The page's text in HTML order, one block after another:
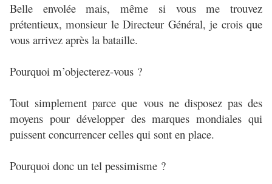
Belle envolée mais, même si vous me trouvez
prétentieux, monsieur le Directeur Général, je crois que
vous arrivez après la bataille.
Pourquoi m’objecterez-vous ?
Tout simplement parce que vous ne disposez pas des
moyens pour développer des marques mondiales qui
puissent concurrencer celles qui sont en place.
Pourquoi donc un tel pessimisme ?